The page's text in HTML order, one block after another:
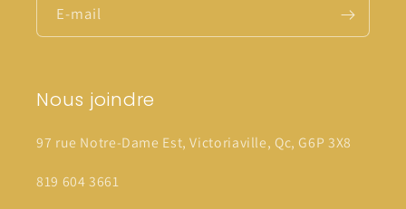
E-mail
Nous joindre
97 rue Notre-Dame Est, Victoriaville, Qc, G6P 3X8
819 604 3661